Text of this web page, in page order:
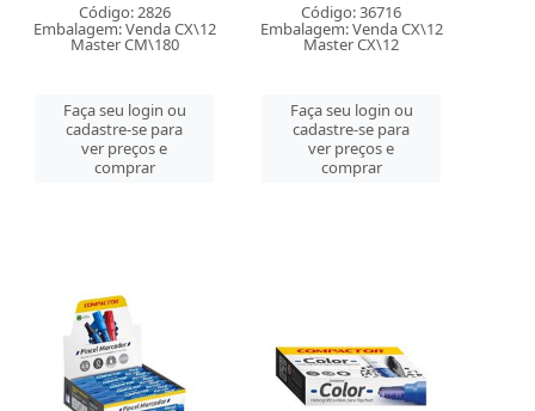
Código: 2826
Embalagem: Venda CX\12
Master CM\180
Faça seu login ou
cadastre-se para
ver preços e
comprar
Código: 36716
Embalagem: Venda CX\12
Master CX\12
Faça seu login ou
cadastre-se para
ver preços e
comprar